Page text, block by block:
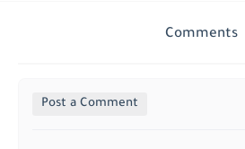
Comments
Post a Comment